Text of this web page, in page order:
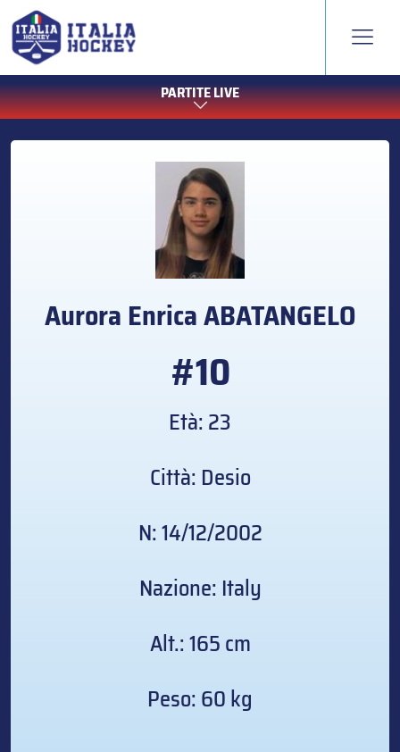
PARTITE LIVE
Aurora EnricaABATANGELO
#10
Età: 23
Città: Desio
N: 14/12/2002
Nazione: Italy
Alt.: 165 cm
Peso: 60 kg